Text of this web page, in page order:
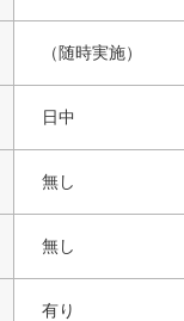
（随時実施）
日中
無し
無し
有り